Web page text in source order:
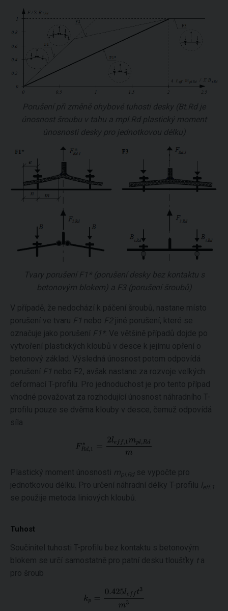
Porušení při změně ohybové tuhosti desky (Bt.Rd je
únosnost šroubu v tahu a mpl.Rd plastický moment
únosnosti desky pro jednotkovou délku)
Tvary porušení F1* (porušení desky bez kontaktu s
betonovým blokem) a F3 (porušení šroubů)
V případě, že nedochází k páčení šroubů, nastane místo
porušení ve tvaru F1 nebo F2jiné porušení, které se
označuje jako porušení F1*. Ve většině případů dojde po
vytvoření plastických kloubů v desce k jejímu opření o
betonový základ. Výsledná únosnost potom odpovídá
porušení F1 nebo F2, avšak nastane za rozvoje velkých
deformací T-profilu. Pro jednoduchost je pro tento případ
vhodné považovat za rozhodující únosnost náhradního T-
profilu pouze se dvěma klouby v desce, čemuž odpovídá
síla
Plastický moment únosnosti mpl.Rdse vypočte pro
jednotkovou délku. Pro určení náhradní délky T-profilu leff.1
se použije metoda liniových kloubů.
Tuhost
Součinitel tuhosti T-profilu bez kontaktu s betonovým
blokem se určí samostatně pro patní desku tloušťky t a
pro šroub